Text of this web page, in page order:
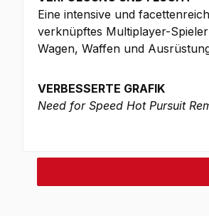
Eine intensive und
verknüpftes Multiplayer-
Wagen, Waffen und
VERBESSERTE GRAFIK
Need for Speed Hot Pursuit